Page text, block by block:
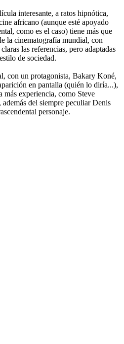
interesante, a ratos hipnótica,
africano (aunque esté apoyado
como es el caso) tiene más que
la cinematografía mundial, con
las referencias, pero adaptadas
de sociedad.
con un protagonista, Bakary Koné,
en pantalla (quién lo diría...),
más experiencia, como Steve
del siempre peculiar Denis
personaje.